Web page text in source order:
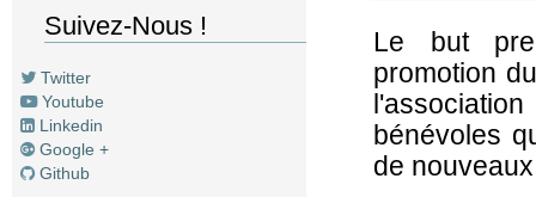
Suivez-Nous !
Twitter
Youtube
Linkedin
Google +
Github
Le but
promotion
bénévoles
de